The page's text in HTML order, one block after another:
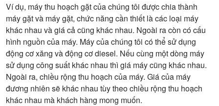
Ví dụ, máy thu hoạch gặt của chúng tôi được chia thành
máy gặt và máy gặt, chức năng cần thiết là các loại máy
khác nhau và giá cả cũng khác nhau. Ngoài ra còn có cấu
hình nguồn của máy. Máy của chúng tôi có thể sử dụng
động cơ xăng và động cơ diesel. Nếu cùng một dòng máy
sử dụng công suất khác nhau thì giá máy cũng khác nhau.
Ngoài ra, chiều rộng thu hoạch của máy. Giá của máy
đương nhiên sẽ khác nhau tùy theo chiều rộng thu hoạch
khác nhau mà khách hàng mong muốn.